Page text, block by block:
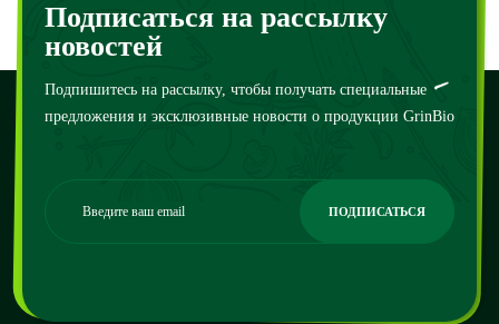
Подписаться на рассылку
новостей
Подпишитесь на рассылку, чтобы получать специальные
предложения и эксклюзивные новости о продукции GrinBio